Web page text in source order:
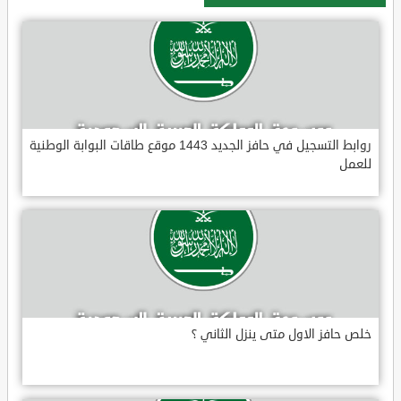
روابط التسجيل في حافز الجديد 1443 موقع طاقات البوابة الوطنية
للعمل
خلص حافز الاول متى ينزل الثاني ؟